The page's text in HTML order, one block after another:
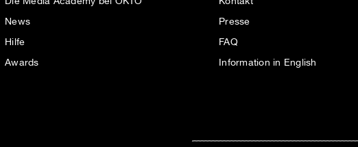
News
Hilfe
Awards
Presse
FAQ
Information in English